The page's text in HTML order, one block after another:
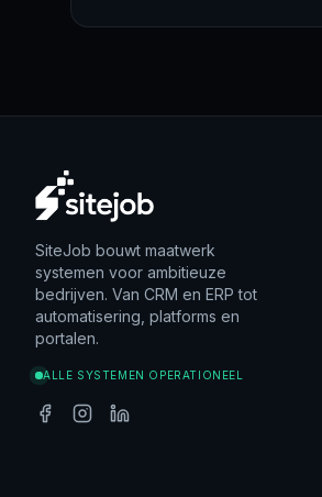
SiteJob bouwt maatwerk
systemen voor ambitieuze
bedrijven. Van CRM en ERP tot
automatisering, platforms en
portalen.
ALLE SYSTEMEN OPERATIONEEL